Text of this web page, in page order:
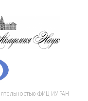
ФИЦ ИУ РАН